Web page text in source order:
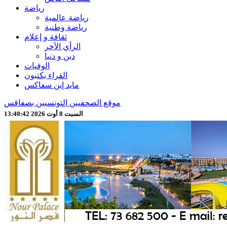
رياضة
رياضة عالمية
رياضة وطنية
ثقافة و إعلام
الرأي الآخر
دين و دنيا
الوفيات
القراء يكتبون
مايد إين سفاكس
موقع الصحفيين التونسيين بصفاقس
السبت 8 أوت 2026 13:40:44